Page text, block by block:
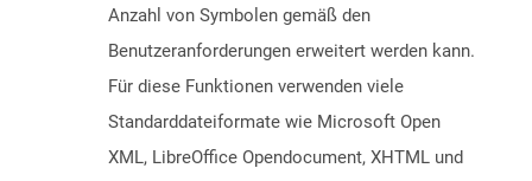
Anzahl von Symbolen gemäß den
Benutzeranforderungen erweitert werden kann.
Für diese Funktionen verwenden viele
Standarddateiformate wie Microsoft Open
XML, LibreOffice Opendocument, XHTML und